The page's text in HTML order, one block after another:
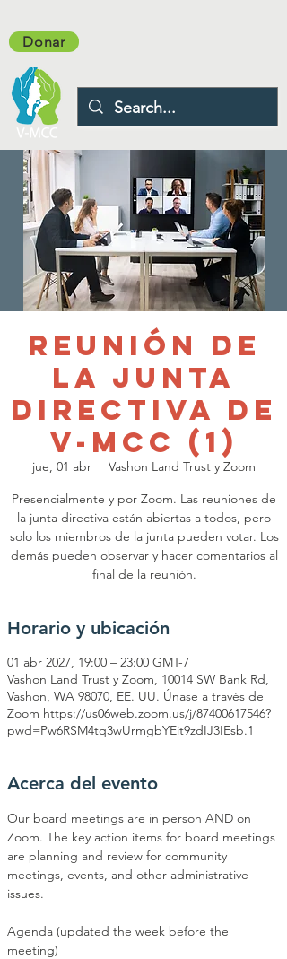
Donar
Reunión de
la Junta
Directiva de
V-MCC (1)
jue, 01 abr
  |
Vashon Land Trust y Zoom
Presencialmente y por Zoom. Las reuniones de
la junta directiva están abiertas a todos, pero
solo los miembros de la junta pueden votar. Los
demás pueden observar y hacer comentarios al
final de la reunión.
Horario y ubicación
01 abr 2027, 19:00 – 23:00 GMT-7
Vashon Land Trust y Zoom, 10014 SW Bank Rd,
Vashon, WA 98070, EE. UU. Únase a través de
Zoom https://us06web.zoom.us/j/87400617546?
pwd=Pw6RSM4tq3wUrmgbYEit9zdIJ3IEsb.1
Acerca del evento
Our board meetings are in person AND on
Zoom. The key action items for board meetings
are planning and review for community
meetings, events, and other administrative
issues.
Agenda (updated the week before the
meeting)